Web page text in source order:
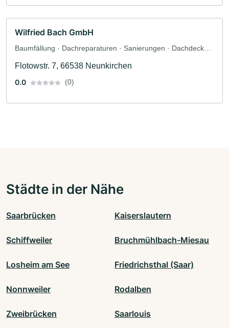
Wilfried Bach GmbH
Baumfällung · Dachreparaturen · Sanierungen · Dachdecker
Flotowstr. 7, 66538 Neunkirchen
0.0
(0)
Städte in der Nähe
Saarbrücken Kaiserslautern
Schiffweiler Bruchmühlbach-Miesau
Losheim am See Friedrichsthal (Saar)
Nonnweiler Rodalben
Zweibrücken Saarlouis